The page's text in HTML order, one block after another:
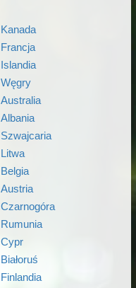
Kanada
Francja
Islandia
Węgry
Australia
Albania
Szwajcaria
Litwa
Belgia
Austria
Czarnogóra
Rumunia
Cypr
Białoruś
Finlandia